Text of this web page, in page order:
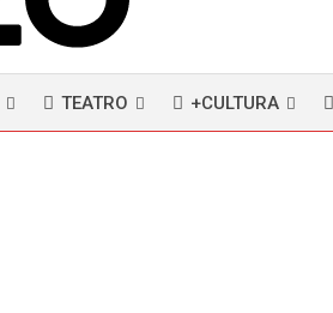
TEATRO +CULTURA